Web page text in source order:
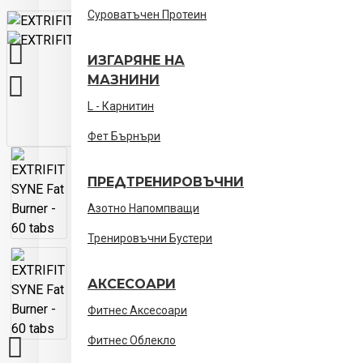
Суроватъчен Протеин
ИЗГАРЯНЕ НА
МАЗНИНИ
L - Карнитин
Фет Бърнъри
ПРЕДТРЕНИРОВЪЧНИ
Азотно Напомпващи
Тренировъчни Бустери
АКСЕСОАРИ
Фитнес Аксесоари
Фитнес Облекло